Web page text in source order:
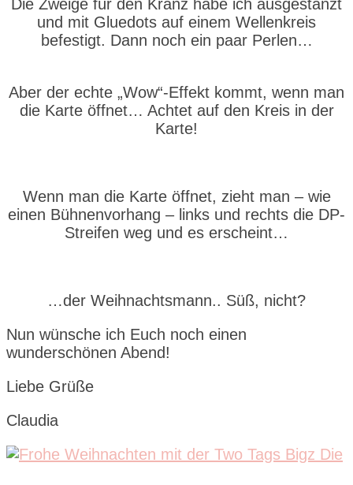
Die Zweige für den Kranz habe ich ausgestanzt
und mit Gluedots auf einem Wellenkreis
befestigt. Dann noch ein paar Perlen…
Aber der echte „Wow“-Effekt kommt, wenn man
die Karte öffnet… Achtet auf den Kreis in der
Karte!
Wenn man die Karte öffnet, zieht man – wie
einen Bühnenvorhang – links und rechts die DP-
Streifen weg und es erscheint…
…der Weihnachtsmann.. Süß, nicht?
Nun wünsche ich Euch noch einen
wunderschönen Abend!
Liebe Grüße
Claudia